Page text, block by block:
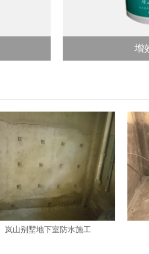
增
岚山别墅地下室防水施工